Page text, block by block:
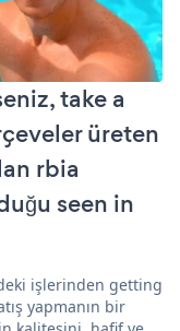
take a
üreten
rbia
seen in
işlerinden getting
yapmanın bir